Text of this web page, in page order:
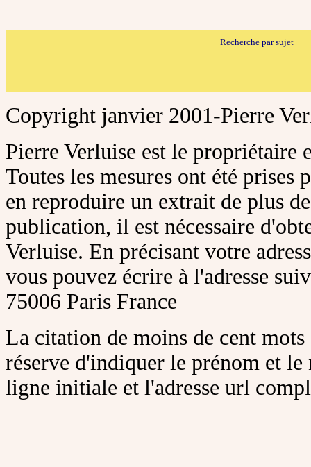
Recherche par sujet
Copyright janvier 2001-Pierre
Pierre Verluise est le propriétaire
Toutes les mesures ont été
en reproduire un extrait de plus
publication, il est nécessaire
Verluise. En précisant votre
vous pouvez écrire à l'adresse
75006 Paris France
La citation de moins de cent mots
réserve d'indiquer le prénom et
ligne initiale et l'adresse url